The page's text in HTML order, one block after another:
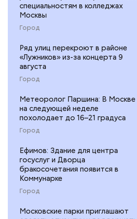
специальностям в колледжах
Москвы
Город
Ряд улиц перекроют в районе
«Лужников» из-за концерта 9
августа
Город
Метеоролог Паршина: В Москве
на следующей неделе
похолодает до 16–21 градуса
Город
Ефимов: Здание для центра
госуслуг и Дворца
бракосочетания появится в
Коммунарке
Город
Московские парки приглашают